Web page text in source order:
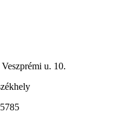
u. 10.